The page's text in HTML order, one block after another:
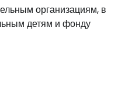
организациям, в
детям и фонду